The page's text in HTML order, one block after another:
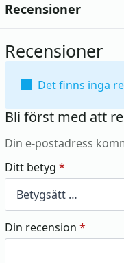
Recensioner
Recensioner
Det finns inga
Bli först med att
Din e-postadress
Ditt betyg *
Din recension *